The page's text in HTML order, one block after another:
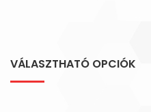
VÁLASZTHATÓ OPCIÓK